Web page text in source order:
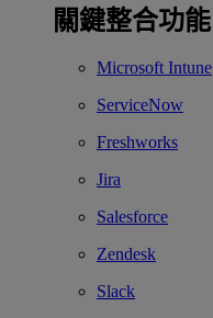
關鍵整合功能
Microsoft Intune
ServiceNow
Freshworks
Jira
Salesforce
Zendesk
Slack